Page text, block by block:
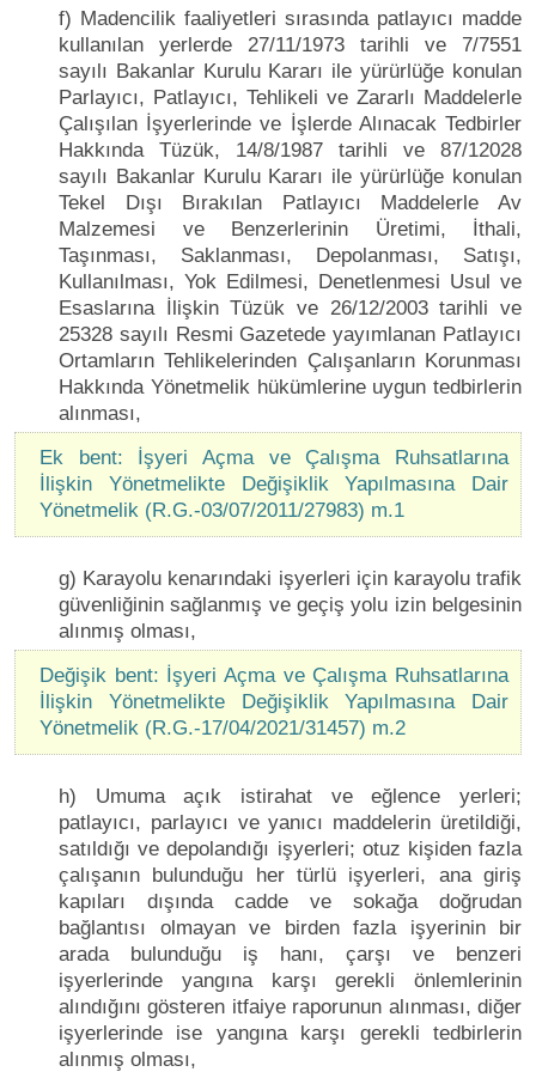
f) Madencilik faaliyetleri sırasında patlayıcı madde
kullanılan yerlerde 27/11/1973 tarihli ve 7/7551
sayılı Bakanlar Kurulu Kararı ile yürürlüğe konulan
Parlayıcı, Patlayıcı, Tehlikeli ve Zararlı Maddelerle
Çalışılan İşyerlerinde ve İşlerde Alınacak Tedbirler
Hakkında Tüzük, 14/8/1987 tarihli ve 87/12028
sayılı Bakanlar Kurulu Kararı ile yürürlüğe konulan
Tekel Dışı Bırakılan Patlayıcı Maddelerle Av
Malzemesi ve Benzerlerinin Üretimi, İthali,
Taşınması, Saklanması, Depolanması, Satışı,
Kullanılması, Yok Edilmesi, Denetlenmesi Usul ve
Esaslarına İlişkin Tüzük ve 26/12/2003 tarihli ve
25328 sayılı Resmi Gazetede yayımlanan Patlayıcı
Ortamların Tehlikelerinden Çalışanların Korunması
Hakkında Yönetmelik hükümlerine uygun tedbirlerin
alınması,
Ek bent: İşyeri Açma ve Çalışma Ruhsatlarına
İlişkin Yönetmelikte Değişiklik Yapılmasına Dair
Yönetmelik (R.G.-03/07/2011/27983) m.1
g) Karayolu kenarındaki işyerleri için karayolu trafik
güvenliğinin sağlanmış ve geçiş yolu izin belgesinin
alınmış olması,
Değişik bent: İşyeri Açma ve Çalışma Ruhsatlarına
İlişkin Yönetmelikte Değişiklik Yapılmasına Dair
Yönetmelik (R.G.-17/04/2021/31457) m.2
h) Umuma açık istirahat ve eğlence yerleri;
patlayıcı, parlayıcı ve yanıcı maddelerin üretildiği,
satıldığı ve depolandığı işyerleri; otuz kişiden fazla
çalışanın bulunduğu her türlü işyerleri, ana giriş
kapıları dışında cadde ve sokağa doğrudan
bağlantısı olmayan ve birden fazla işyerinin bir
arada bulunduğu iş hanı, çarşı ve benzeri
işyerlerinde yangına karşı gerekli önlemlerinin
alındığını gösteren itfaiye raporunun alınması, diğer
işyerlerinde ise yangına karşı gerekli tedbirlerin
alınmış olması,